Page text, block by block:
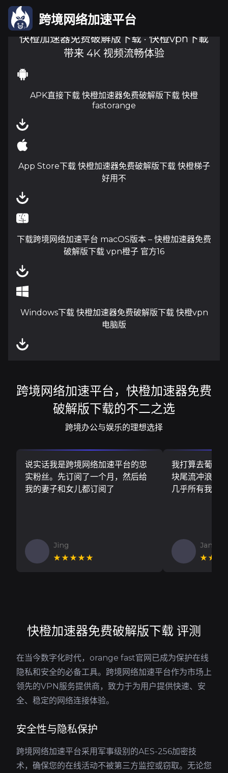
跨境网络加速平台
快橙加速器免费破解版下载 · 快橙vpn下載
带来 4K 视频流畅体验
APK直接下载 快橙加速器免费破解版下载 快橙
fastorange
App Store下载 快橙加速器免费破解版下载 快橙梯子
好用不
下载跨境网络加速平台 macOS版本 – 快橙加速器免费
破解版下载 vpn橙子 官方16
Windows下载 快橙加速器免费破解版下载 快橙vpn
电脑版
跨境网络加速平台，快橙加速器免费
破解版下载的不二之选
跨境办公与娱乐的理想选择
说实话我是跨境网络加速平台的忠
实粉丝。先订阅了一个月，然后给
我的妻子和女儿都订阅了
Jing
★★★★★
我打算去葡萄
块尾流冲浪板
几乎所有我需
Jan V
快橙加速器免费破解版下载 评测
在当今数字化时代，orange fast官网已成为保护在线
隐私和安全的必备工具。跨境网络加速平台作为市场上
领先的VPN服务提供商，致力于为用户提供快速、安
全、稳定的网络连接体验。
安全性与隐私保护
跨境网络加速平台采用军事级别的AES-256加密技
术，确保您的在线活动不被第三方监控或窃取。无论您